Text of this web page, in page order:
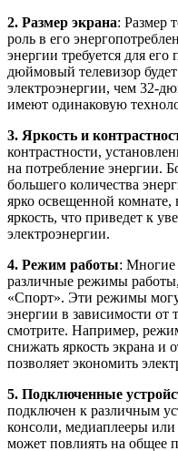
2. Размер экрана: Размер
роль в его
энергии требуется для
дюймовый телевизор
электроэнергии, чем 32-
имеют одинаковую
3. Яркость и
контрастности,
на потребление энергии.
большего количества
ярко освещенной
яркость, что приведет к
электроэнергии.
4. Режим работы: Многие
различные режимы
«Спорт». Эти режимы
энергии в зависимости от
смотрите. Например,
снижать яркость экрана
позволяет экономить
5. Подключенные
подключен к различным
консоли, медиаплееры
может повлиять на общее